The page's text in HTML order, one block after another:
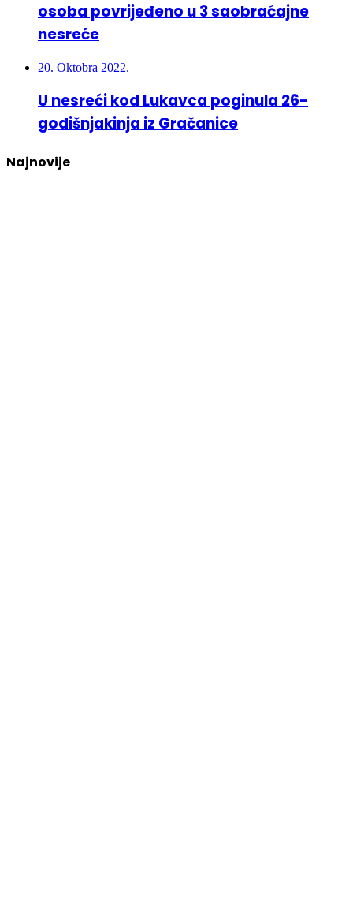
osoba povrijeđeno u 3 saobraćajne
nesreće
20. Oktobra 2022.
U nesreći kod Lukavca poginula 26-
godišnjakinja iz Gračanice
Najnovije